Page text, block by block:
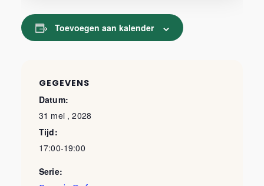
Toevoegen aan kalender
GEGEVENS
Datum:
31 mei , 2028
Tijd:
17:00-19:00
Serie: